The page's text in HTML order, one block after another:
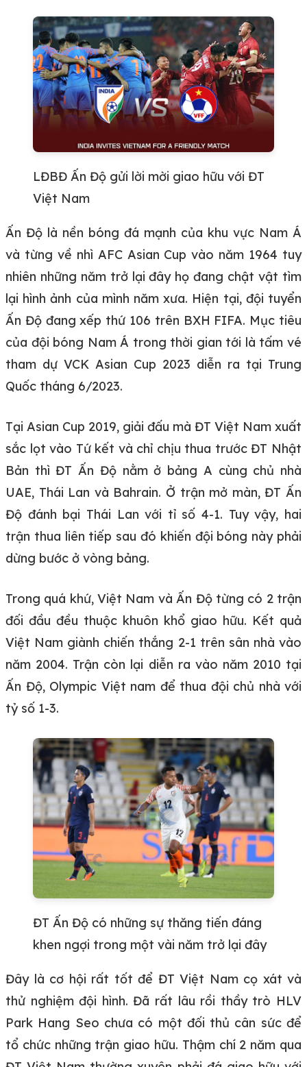
LĐBĐ Ấn Độ gửi lời mời giao hữu với ĐT
Việt Nam
Ấn Độ là nền bóng đá mạnh của khu vực Nam Á
và từng về nhì AFC Asian Cup vào năm 1964 tuy
nhiên những năm trở lại đây họ đang chật vật tìm
lại hình ảnh của mình năm xưa. Hiện tại, đội tuyển
Ấn Độ đang xếp thứ 106 trên BXH FIFA. Mục tiêu
của đội bóng Nam Á trong thời gian tới là tấm vé
tham dự VCK Asian Cup 2023 diễn ra tại Trung
Quốc tháng 6/2023.
Tại Asian Cup 2019, giải đấu mà ĐT Việt Nam xuất
sắc lọt vào Tứ kết và chỉ chịu thua trước ĐT Nhật
Bản thì ĐT Ấn Độ nằm ở bảng A cùng chủ nhà
UAE, Thái Lan và Bahrain. Ở trận mở màn, ĐT Ấn
Độ đánh bại Thái Lan với tỉ số 4-1. Tuy vậy, hai
trận thua liên tiếp sau đó khiến đội bóng này phải
dừng bước ở vòng bảng.
Trong quá khứ, Việt Nam và Ấn Độ từng có 2 trận
đối đầu đều thuộc khuôn khổ giao hữu. Kết quả
Việt Nam giành chiến thắng 2-1 trên sân nhà vào
năm 2004. Trận còn lại diễn ra vào năm 2010 tại
Ấn Độ, Olympic Việt nam để thua đội chủ nhà với
tỷ số 1-3.
ĐT Ấn Độ có những sự thăng tiến đáng
khen ngợi trong một vài năm trở lại đây
Đây là cơ hội rất tốt để ĐT Việt Nam cọ xát và
thử nghiệm đội hình. Đã rất lâu rồi thầy trò HLV
Park Hang Seo chưa có một đối thủ cân sức để
tổ chức những trận giao hữu. Thậm chí 2 năm qua